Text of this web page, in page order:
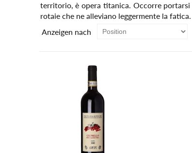
territorio, è opera titanica. Occorre
rotaie che ne alleviano leggermente la fatica.
Anzeigen nach